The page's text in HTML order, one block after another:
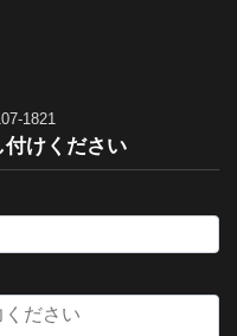
1821
付けください